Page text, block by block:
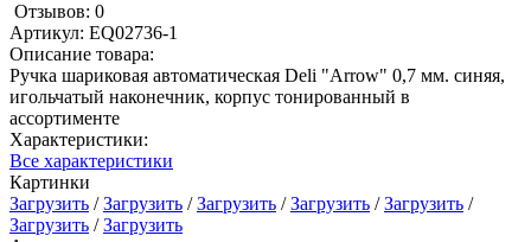
Отзывов: 0
Артикул: EQ02736-1
Описание товара:
Ручка шариковая автоматическая Deli "Arrow" 0,7 мм. синяя,
игольчатый наконечник, корпус тонированный в
ассортименте
Характеристики:
Все характеристики
Картинки
Загрузить /Загрузить /Загрузить /Загрузить /Загрузить /
Загрузить /Загрузить